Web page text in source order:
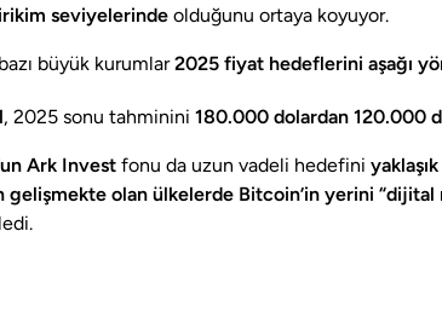
seviyelerinde olduğunu ortaya koyuyor.
büyük kurumlar2025 fiyat hedeflerini aşağı
, 2025 sonu tahminini 180.000 dolardan 120.000
Ark Invest fonu da uzun vadeli hedefini
olan ülkelerde Bitcoin’in yerini “dijital